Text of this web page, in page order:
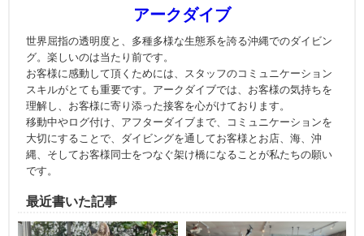
アークダイブ
世界屈指の透明度と、多種多様な生態系を誇る沖縄でのダイビン
グ。楽しいのは当たり前です。
お客様に感動して頂くためには、スタッフのコミュニケーション
スキルがとても重要です。アークダイブでは、お客様の気持ちを
理解し、お客様に寄り添った接客を心がけております。
移動中やログ付け、アフターダイブまで、コミュニケーションを
大切にすることで、ダイビングを通してお客様とお店、海、沖
縄、そしてお客様同士をつなぐ架け橋になることが私たちの願い
です。
最近書いた記事